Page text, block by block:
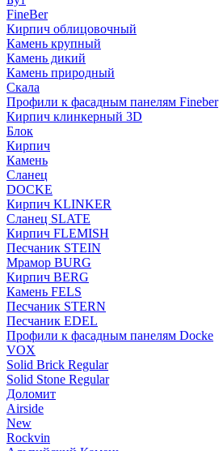
FineBer
Кирпич облицовочный
Камень крупный
Камень дикий
Камень природный
Скала
Профили к фасадным панелям Fineber
Кирпич клинкерный 3D
Блок
Кирпич
Камень
Сланец
DOCKE
Кирпич KLINKER
Сланец SLATE
Кирпич FLEMISH
Пес­ча­ник STEIN
Мрамор BURG
Кирпич BERG
Камень FELS
Пес­ча­ник STERN
Пес­ча­ник EDEL
Профили к фасадным панелям Docke
VOX
Solid Brick Regular
Solid Stone Regular
Доломит
Airside
New
Rockvin